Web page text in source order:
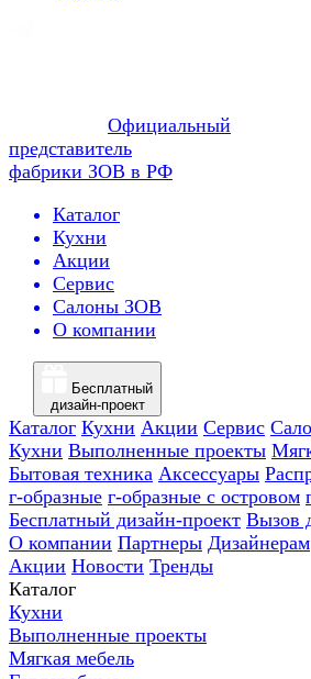
Официальный
представитель
фабрики ЗОВ в РФ
Каталог
Кухни
Акции
Сервис
Салоны ЗОВ
О компании
Бесплатный
дизайн-проект
Каталог Кухни Акции Сервис
Кухни Выполненные проекты
Бытовая техника Аксессуары
г-образные г-образные с островом
Бесплатный дизайн-проект Вызов
О компании Партнеры Дизайнерам
Акции Новости Тренды
Каталог
Кухни
Выполненные проекты
Мягкая мебель